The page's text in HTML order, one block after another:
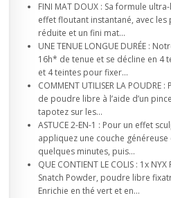
FINI MAT DOUX : Sa formule
effet floutant instantané, avec les
réduite et un fini mat...
UNE TENUE LONGUE DURÉE :
16h* de tenue et se décline en 4
et 4 teintes pour fixer...
COMMENT UTILISER LA
de poudre libre à l’aide d’un
tapotez sur les...
ASTUCE 2-EN-1 : Pour un effet
appliquez une couche
quelques minutes, puis...
QUE CONTIENT LE COLIS : 1x
Snatch Powder, poudre libre
Enrichie en thé vert et en...